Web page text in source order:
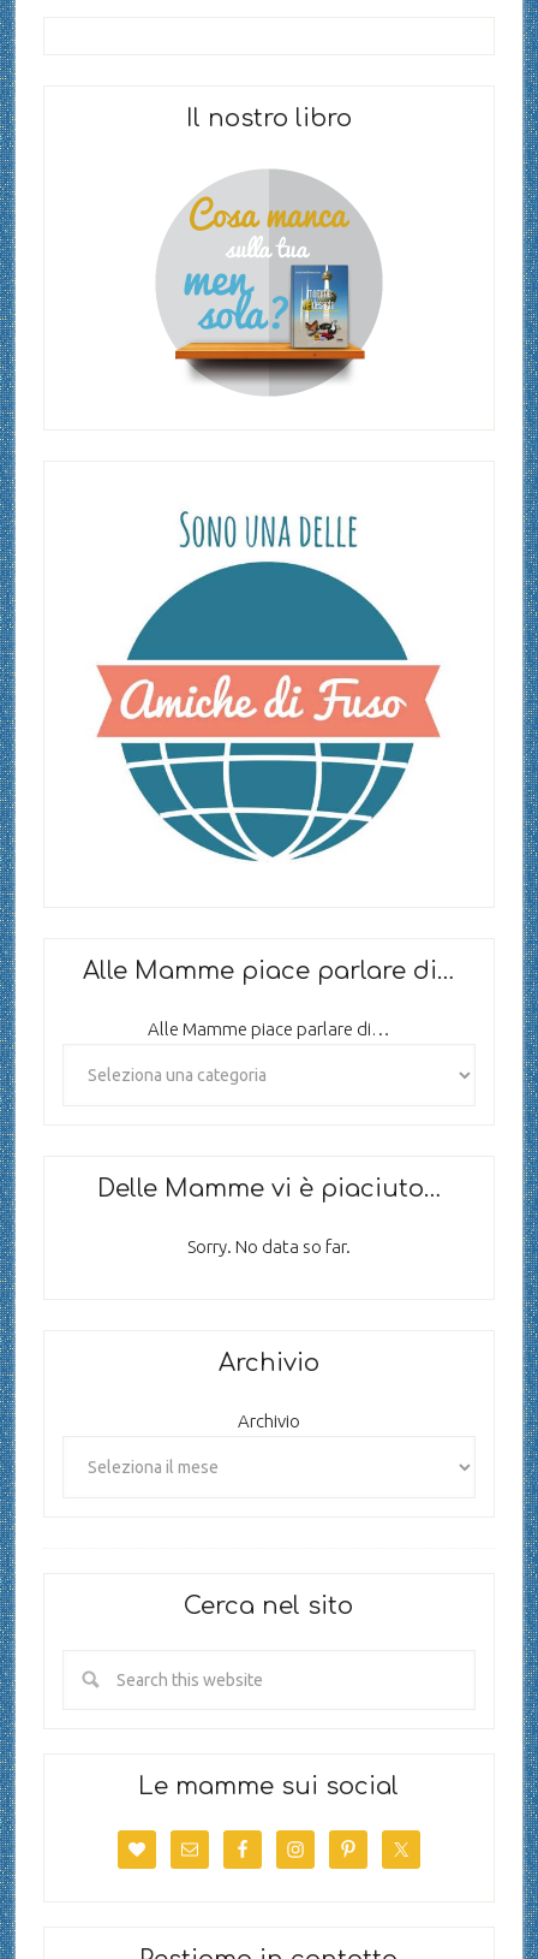
Il nostro libro
Alle Mamme piace parlare di…
Alle Mamme piace parlare di…
Delle Mamme vi è piaciuto…
Sorry. No data so far.
Archivio
Archivio
Cerca nel sito
Le mamme sui social